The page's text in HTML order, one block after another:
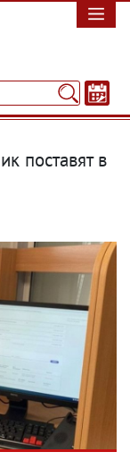
поставят в